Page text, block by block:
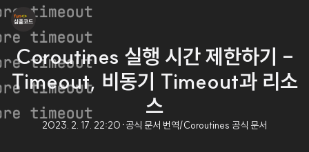
Coroutines 실행 시간 제한하기 -
Timeout, 비동기 Timeout과 리소
스
2023. 2. 17. 22:20 ·공식 문서 번역/Coroutines 공식 문서